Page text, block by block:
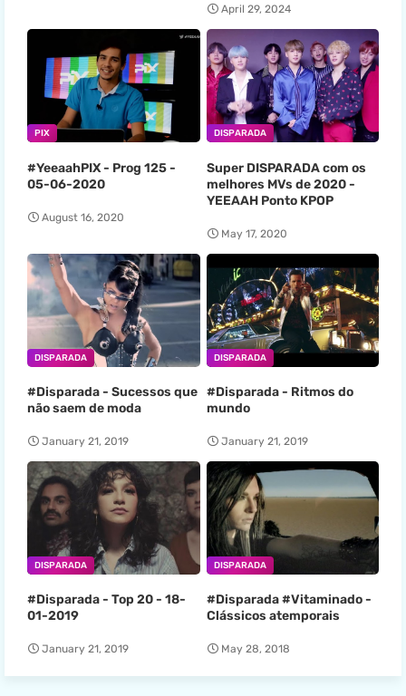
April 29, 2024
PIX
#YeeaahPIX - Prog 125 -
05-06-2020
August 16, 2020
DISPARADA
Super DISPARADA com os
melhores MVs de 2020 -
YEEAAH Ponto KPOP
May 17, 2020
DISPARADA
#Disparada - Sucessos que
não saem de moda
January 21, 2019
DISPARADA
#Disparada - Ritmos do
mundo
January 21, 2019
DISPARADA
#Disparada - Top 20 - 18-
01-2019
January 21, 2019
DISPARADA
#Disparada #Vitaminado -
Clássicos atemporais
May 28, 2018